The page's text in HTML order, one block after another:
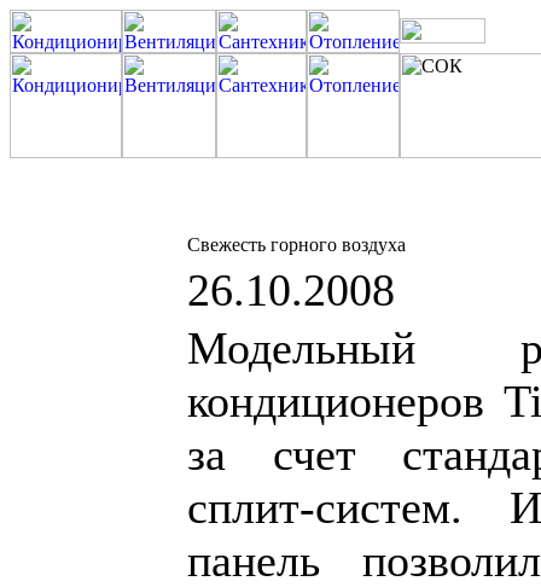
Свежесть горного воздуха
26.10.2008
Модельный
кондиционеров
за счет
сплит-систем.
панель